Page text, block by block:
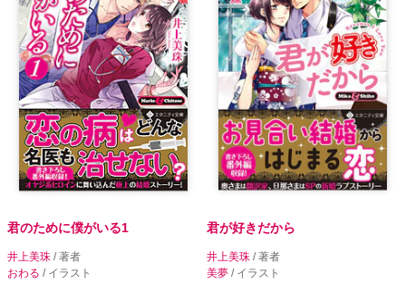
君のために僕がいる1
井上美珠 / 著者
おわる / イラスト
君が好きだから
井上美珠 / 著者
美夢 / イラスト